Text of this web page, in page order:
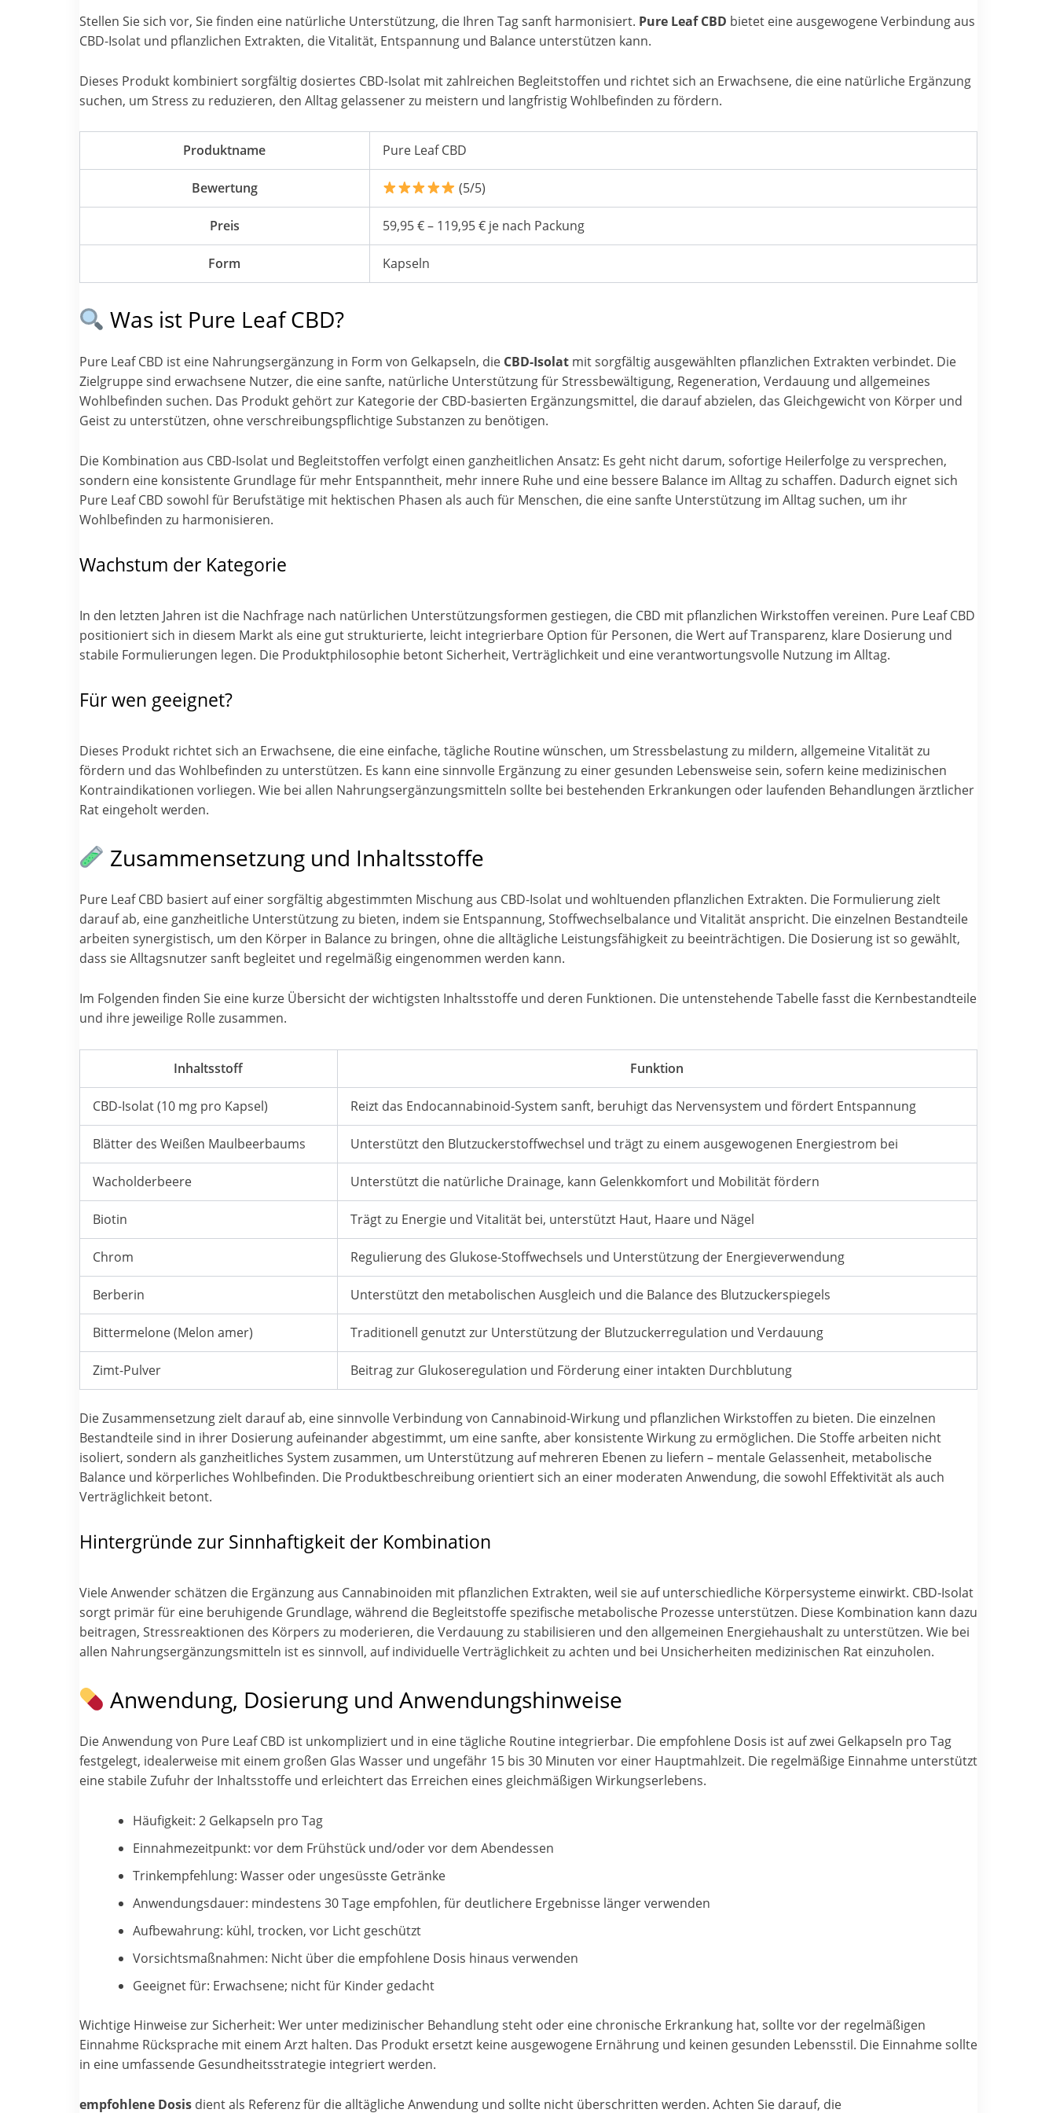
Stellen Sie sich vor, Sie finden eine natürliche Unterstützung, die Ihren Tag sanft harmonisiert. Pure Leaf CBD bietet eine ausgewogene Verbindung aus
CBD-Isolat und pflanzlichen Extrakten, die Vitalität, Entspannung und Balance unterstützen kann.
Dieses Produkt kombiniert sorgfältig dosiertes CBD-Isolat mit zahlreichen Begleitstoffen und richtet sich an Erwachsene, die eine natürliche Ergänzung
suchen, um Stress zu reduzieren, den Alltag gelassener zu meistern und langfristig Wohlbefinden zu fördern.
Produktname Pure Leaf CBD
Bewertung (5/5)
Preis 59,95 € – 119,95 € je nach Packung
Form Kapseln
Was ist Pure Leaf CBD?
Pure Leaf CBD ist eine Nahrungsergänzung in Form von Gelkapseln, die CBD-Isolatmit sorgfältig ausgewählten pflanzlichen Extrakten verbindet. Die
Zielgruppe sind erwachsene Nutzer, die eine sanfte, natürliche Unterstützung für Stressbewältigung, Regeneration, Verdauung und allgemeines
Wohlbefinden suchen. Das Produkt gehört zur Kategorie der CBD-basierten Ergänzungsmittel, die darauf abzielen, das Gleichgewicht von Körper und
Geist zu unterstützen, ohne verschreibungspflichtige Substanzen zu benötigen.
Die Kombination aus CBD-Isolat und Begleitstoffen verfolgt einen ganzheitlichen Ansatz: Es geht nicht darum, sofortige Heilerfolge zu versprechen,
sondern eine konsistente Grundlage für mehr Entspanntheit, mehr innere Ruhe und eine bessere Balance im Alltag zu schaffen. Dadurch eignet sich
Pure Leaf CBD sowohl für Berufstätige mit hektischen Phasen als auch für Menschen, die eine sanfte Unterstützung im Alltag suchen, um ihr
Wohlbefinden zu harmonisieren.
Wachstum der Kategorie
In den letzten Jahren ist die Nachfrage nach natürlichen Unterstützungsformen gestiegen, die CBD mit pflanzlichen Wirkstoffen vereinen. Pure Leaf CBD
positioniert sich in diesem Markt als eine gut strukturierte, leicht integrierbare Option für Personen, die Wert auf Transparenz, klare Dosierung und
stabile Formulierungen legen. Die Produktphilosophie betont Sicherheit, Verträglichkeit und eine verantwortungsvolle Nutzung im Alltag.
Für wen geeignet?
Dieses Produkt richtet sich an Erwachsene, die eine einfache, tägliche Routine wünschen, um Stressbelastung zu mildern, allgemeine Vitalität zu
fördern und das Wohlbefinden zu unterstützen. Es kann eine sinnvolle Ergänzung zu einer gesunden Lebensweise sein, sofern keine medizinischen
Kontraindikationen vorliegen. Wie bei allen Nahrungsergänzungsmitteln sollte bei bestehenden Erkrankungen oder laufenden Behandlungen ärztlicher
Rat eingeholt werden.
Zusammensetzung und Inhaltsstoffe
Pure Leaf CBD basiert auf einer sorgfältig abgestimmten Mischung aus CBD-Isolat und wohltuenden pflanzlichen Extrakten. Die Formulierung zielt
darauf ab, eine ganzheitliche Unterstützung zu bieten, indem sie Entspannung, Stoffwechselbalance und Vitalität anspricht. Die einzelnen Bestandteile
arbeiten synergistisch, um den Körper in Balance zu bringen, ohne die alltägliche Leistungsfähigkeit zu beeinträchtigen. Die Dosierung ist so gewählt,
dass sie Alltagsnutzer sanft begleitet und regelmäßig eingenommen werden kann.
Im Folgenden finden Sie eine kurze Übersicht der wichtigsten Inhaltsstoffe und deren Funktionen. Die untenstehende Tabelle fasst die Kernbestandteile
und ihre jeweilige Rolle zusammen.
Inhaltsstoff Funktion
CBD-Isolat (10 mg pro Kapsel) Reizt das Endocannabinoid-System sanft, beruhigt das Nervensystem und fördert Entspannung
Blätter des Weißen Maulbeerbaums Unterstützt den Blutzuckerstoffwechsel und trägt zu einem ausgewogenen Energiestrom bei
Wacholderbeere Unterstützt die natürliche Drainage, kann Gelenkkomfort und Mobilität fördern
Biotin Trägt zu Energie und Vitalität bei, unterstützt Haut, Haare und Nägel
Chrom Regulierung des Glukose-Stoffwechsels und Unterstützung der Energieverwendung
Berberin Unterstützt den metabolischen Ausgleich und die Balance des Blutzuckerspiegels
Bittermelone (Melon amer) Traditionell genutzt zur Unterstützung der Blutzuckerregulation und Verdauung
Zimt-Pulver Beitrag zur Glukoseregulation und Förderung einer intakten Durchblutung
Die Zusammensetzung zielt darauf ab, eine sinnvolle Verbindung von Cannabinoid-Wirkung und pflanzlichen Wirkstoffen zu bieten. Die einzelnen
Bestandteile sind in ihrer Dosierung aufeinander abgestimmt, um eine sanfte, aber konsistente Wirkung zu ermöglichen. Die Stoffe arbeiten nicht
isoliert, sondern als ganzheitliches System zusammen, um Unterstützung auf mehreren Ebenen zu liefern – mentale Gelassenheit, metabolische
Balance und körperliches Wohlbefinden. Die Produktbeschreibung orientiert sich an einer moderaten Anwendung, die sowohl Effektivität als auch
Verträglichkeit betont.
Hintergründe zur Sinnhaftigkeit der Kombination
Viele Anwender schätzen die Ergänzung aus Cannabinoiden mit pflanzlichen Extrakten, weil sie auf unterschiedliche Körpersysteme einwirkt. CBD-Isolat
sorgt primär für eine beruhigende Grundlage, während die Begleitstoffe spezifische metabolische Prozesse unterstützen. Diese Kombination kann dazu
beitragen, Stressreaktionen des Körpers zu moderieren, die Verdauung zu stabilisieren und den allgemeinen Energiehaushalt zu unterstützen. Wie bei
allen Nahrungsergänzungsmitteln ist es sinnvoll, auf individuelle Verträglichkeit zu achten und bei Unsicherheiten medizinischen Rat einzuholen.
Anwendung, Dosierung und Anwendungshinweise
Die Anwendung von Pure Leaf CBD ist unkompliziert und in eine tägliche Routine integrierbar. Die empfohlene Dosis ist auf zwei Gelkapseln pro Tag
festgelegt, idealerweise mit einem großen Glas Wasser und ungefähr 15 bis 30 Minuten vor einer Hauptmahlzeit. Die regelmäßige Einnahme unterstützt
eine stabile Zufuhr der Inhaltsstoffe und erleichtert das Erreichen eines gleichmäßigen Wirkungserlebens.
Häufigkeit: 2 Gelkapseln pro Tag
Einnahmezeitpunkt: vor dem Frühstück und/oder vor dem Abendessen
Trinkempfehlung: Wasser oder ungesüsste Getränke
Anwendungsdauer: mindestens 30 Tage empfohlen, für deutlichere Ergebnisse länger verwenden
Aufbewahrung: kühl, trocken, vor Licht geschützt
Vorsichtsmaßnahmen: Nicht über die empfohlene Dosis hinaus verwenden
Geeignet für: Erwachsene; nicht für Kinder gedacht
Wichtige Hinweise zur Sicherheit: Wer unter medizinischer Behandlung steht oder eine chronische Erkrankung hat, sollte vor der regelmäßigen
Einnahme Rücksprache mit einem Arzt halten. Das Produkt ersetzt keine ausgewogene Ernährung und keinen gesunden Lebensstil. Die Einnahme sollte
in eine umfassende Gesundheitsstrategie integriert werden.
empfohlene Dosisdient als Referenz für die alltägliche Anwendung und sollte nicht überschritten werden. Achten Sie darauf, die